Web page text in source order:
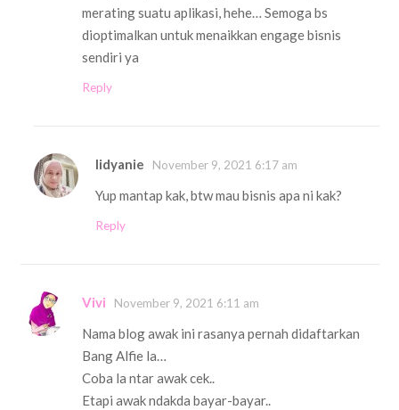
merating suatu aplikasi, hehe… Semoga bs
dioptimalkan untuk menaikkan engage bisnis
sendiri ya
Reply
Iidyanie November 9, 2021 6:17 am
Yup mantap kak, btw mau bisnis apa ni kak?
Reply
Vivi November 9, 2021 6:11 am
Nama blog awak ini rasanya pernah didaftarkan
Bang Alfie la…
Coba la ntar awak cek..
Etapi awak ndakda bayar-bayar..